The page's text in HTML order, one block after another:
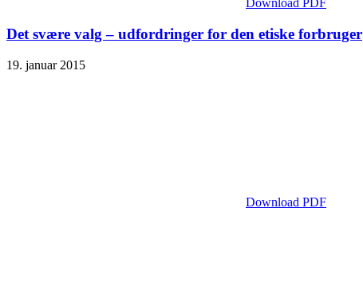
Download PDF
Det svære valg – udfordringer for den etiske forbruger
19. januar 2015
Download PDF